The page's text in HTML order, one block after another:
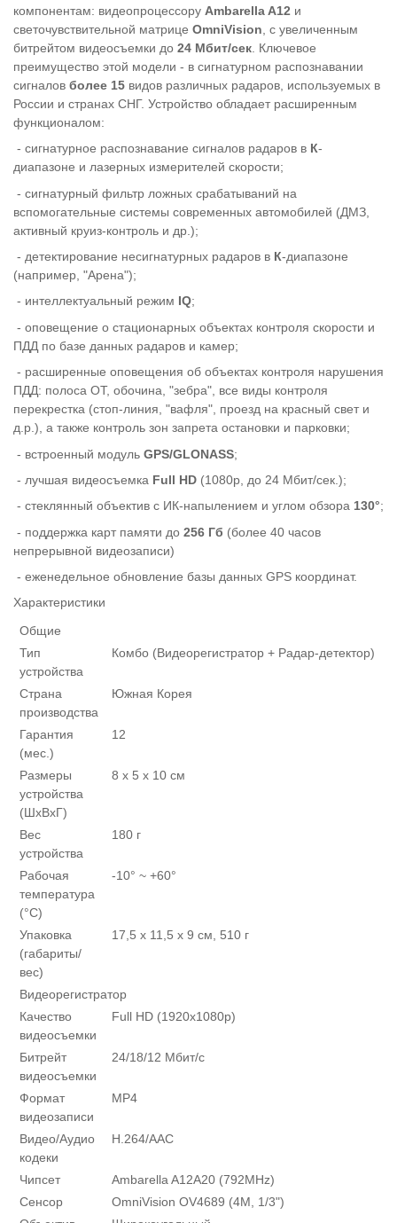
компонентам: видеопроцессору Ambarella A12 и
светочувствительной матрице OmniVision , с увеличенным
битрейтом видеосъемки до 24 Мбит/сек . Ключевое
преимущество этой модели - в сигнатурном распознавании
сигналов более 15 видов различных радаров, используемых в
России и странах СНГ. Устройство обладает расширенным
функционалом:
- сигнатурное распознавание сигналов радаров в К-
диапазоне и лазерных измерителей скорости;
- сигнатурный фильтр ложных срабатываний на
вспомогательные системы современных автомобилей (ДМЗ,
активный круиз-контроль и др.);
- детектирование несигнатурных радаров в К-диапазоне
(например, "Арена");
- интеллектуальный режим IQ;
- оповещение о стационарных объектах контроля скорости и
ПДД по базе данных радаров и камер;
- расширенные оповещения об объектах контроля нарушения
ПДД: полоса ОТ, обочина, "зебра", все виды контроля
перекрестка (стоп-линия, "вафля", проезд на красный свет и
д.р.), а также контроль зон запрета остановки и парковки;
- встроенный модуль GPS/GLONASS;
- лучшая видеосъемка Full HD (1080p, до 24 Мбит/сек.);
- стеклянный объектив с ИК-напылением и углом обзора 130°;
- поддержка карт памяти до 256 Гб (более 40 часов
непрерывной видеозаписи)
- еженедельное обновление базы данных GPS координат.
Характеристики
Общие
Тип
устройства
Комбо (Видеорегистратор + Радар-детектор)
Страна
производства
Южная Корея
Гарантия
(мес.)
12
Размеры
устройства
(ШxВxГ)
8 x 5 x 10 см
Вес
устройства
180 г
Рабочая
температура
(°C)
-10° ~ +60°
Упаковка
(габариты/
вес)
17,5 х 11,5 х 9 см, 510 г
Видеорегистратор
Качество
видеосъемки
Full HD (1920x1080p)
Битрейт
видеосъемки
24/18/12 Мбит/с
Формат
видеозаписи
MP4
Видео/Аудио
кодеки
H.264/AAC
Чипсет
Ambarella A12A20 (792MHz)
Сенсор
OmniVision OV4689 (4M, 1/3")